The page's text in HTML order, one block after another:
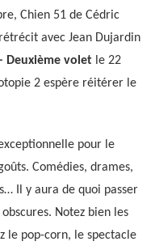
Chien 51 de Cédric
avec Jean Dujardin
Deuxième volet le 22
2 espère réitérer le
pour le
Comédies, drames,
Il y aura de quoi passer
Notez bien les
le pop-corn, le spectacle